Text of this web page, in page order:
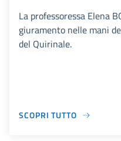
La professoressa Elena
giuramento nelle mani
del Quirinale.
SCOPRI TUTTO